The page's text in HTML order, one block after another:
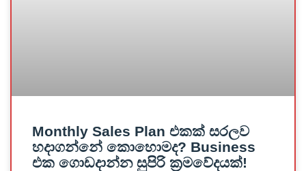
Monthly Sales Plan එකක් සරලව
හදාගන්නේ කොහොමද? Business
එක ගොඩදාන්න සුපිරි ක්‍රමවේදයක්!